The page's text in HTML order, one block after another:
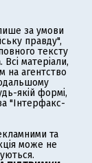
за умови
правду",
тексту
. Всі матеріали,
на агентство
якій формі,
"Інтерфакс-
та
може не